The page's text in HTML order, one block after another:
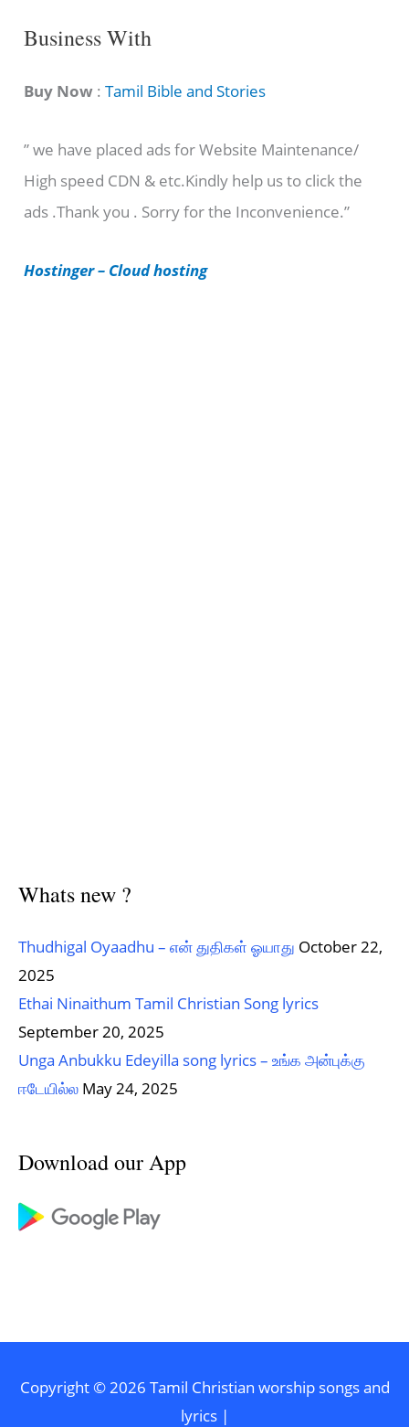
C
t
g
o
r
e
Business With
Buy Now :Tamil Bible and Stories
” we have placed ads for Website Maintenance/
High speed CDN & etc.Kindly help us to click the
ads .Thank you . Sorry for the Inconvenience.”
Hostinger – Cloud hosting
Whats new ?
Thudhigal Oyaadhu – என் துதிகள் ஓயாது October 22,
2025
Ethai Ninaithum Tamil Christian Song lyrics
September 20, 2025
Unga Anbukku Edeyilla song lyrics – உங்க அன்புக்கு
ஈடேயில்ல May 24, 2025
Download our App
Copyright © 2026 Tamil Christian worship songs and
lyrics|